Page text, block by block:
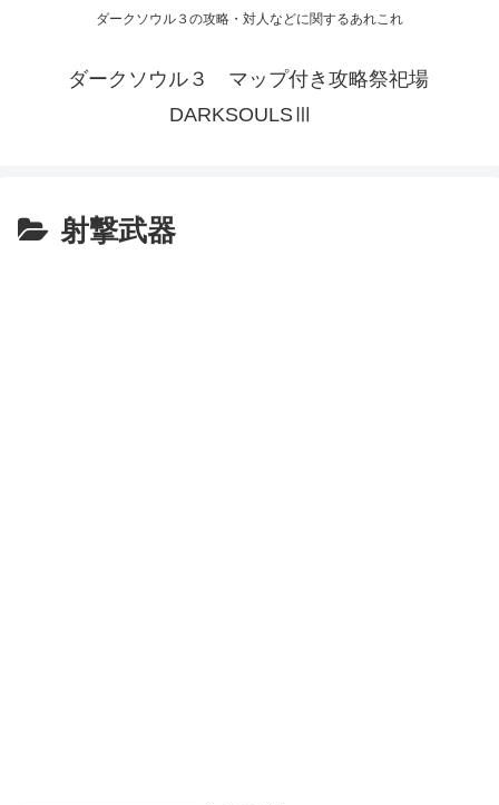
ダークソウル３の攻略・対人などに関するあれこれ
ダークソウル３ マップ付き攻略祭祀場
DARKSOULSⅢ
射撃武器